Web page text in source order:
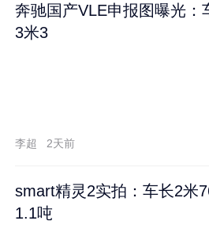
奔驰国产VLE申报图曝光：
3米3
李超 2天前
smart精灵2实拍：车长2米
1.1吨